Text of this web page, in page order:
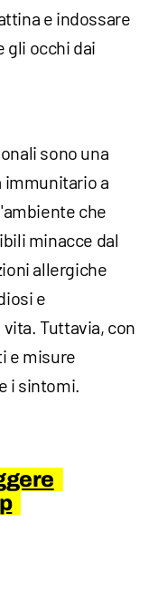
e indossare
gli occhi dai
sono una
immunitario a
che
minacce dal
allergiche
e
Tuttavia, con
e misure
i sintomi.